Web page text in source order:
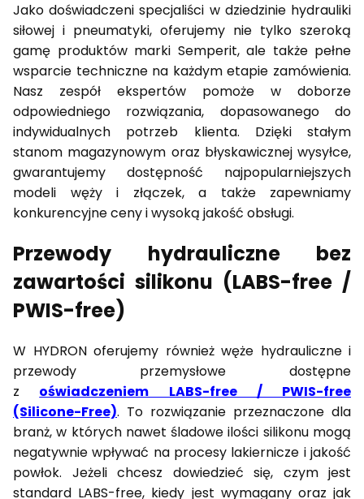
Jako doświadczeni specjaliści w dziedzinie hydrauliki
siłowej i pneumatyki, oferujemy nie tylko szeroką
gamę produktów marki Semperit, ale także pełne
wsparcie techniczne na każdym etapie zamówienia.
Nasz zespół ekspertów pomoże w doborze
odpowiedniego rozwiązania, dopasowanego do
indywidualnych potrzeb klienta. Dzięki stałym
stanom magazynowym oraz błyskawicznej wysyłce,
gwarantujemy dostępność najpopularniejszych
modeli węży i złączek, a także zapewniamy
konkurencyjne ceny i wysoką jakość obsługi.
Przewody hydrauliczne bez
zawartości silikonu (LABS-free /
PWIS-free)
W HYDRON oferujemy również węże hydrauliczne i
przewody przemysłowe dostępne
z
oświadczeniem LABS-free / PWIS-free
(Silicone-Free). To rozwiązanie przeznaczone dla
branż, w których nawet śladowe ilości silikonu mogą
negatywnie wpływać na procesy lakiernicze i jakość
powłok. Jeżeli chcesz dowiedzieć się, czym jest
standard LABS-free, kiedy jest wymagany oraz jak